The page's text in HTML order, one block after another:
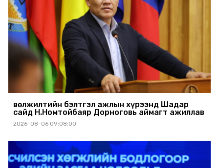
Өвөлжилтийн бэлтгэл ажлын хүрээнд Шадар
сайд Н.Номтойбаяр Дорноговь аймагт ажиллав
2026-08-06 09:08:00